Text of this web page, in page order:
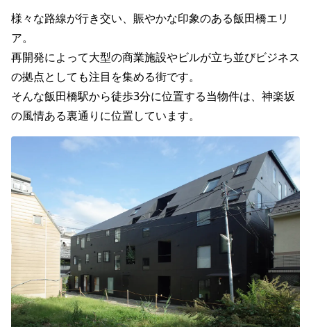
様々な路線が行き交い、賑やかな印象のある飯田橋エリ
ア。
再開発によって大型の商業施設やビルが立ち並びビジネス
の拠点としても注目を集める街です。
そんな飯田橋駅から徒歩3分に位置する当物件は、神楽坂
の風情ある裏通りに位置しています。